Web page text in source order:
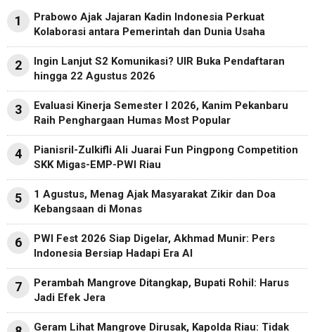
1
Prabowo Ajak Jajaran Kadin Indonesia Perkuat
Kolaborasi antara Pemerintah dan Dunia Usaha
2
Ingin Lanjut S2 Komunikasi? UIR Buka Pendaftaran
hingga 22 Agustus 2026
3
Evaluasi Kinerja Semester I 2026, Kanim Pekanbaru
Raih Penghargaan Humas Most Popular
4
Pianisril-Zulkifli Ali Juarai Fun Pingpong Competition
SKK Migas-EMP-PWI Riau
5
1 Agustus, Menag Ajak Masyarakat Zikir dan Doa
Kebangsaan di Monas
6
PWI Fest 2026 Siap Digelar, Akhmad Munir: Pers
Indonesia Bersiap Hadapi Era AI
7
Perambah Mangrove Ditangkap, Bupati Rohil: Harus
Jadi Efek Jera
Geram Lihat Mangrove Dirusak, Kapolda Riau: Tidak